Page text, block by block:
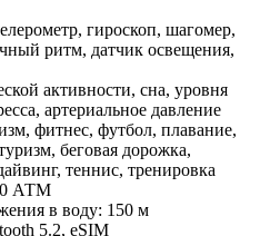
гироскоп, шагомер,
ритм, датчик освещения,
активности, сна, уровня
артериальное давление
фитнес, футбол, плавание,
беговая дорожка,
теннис, тренировка
АТМ
в воду: 150 м
5.2, eSIM